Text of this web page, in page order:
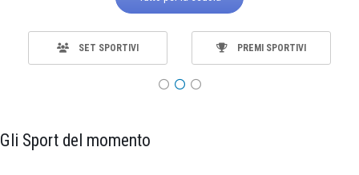
SET SPORTIVI PREMI SPORTIVI
Gli Sport del momento